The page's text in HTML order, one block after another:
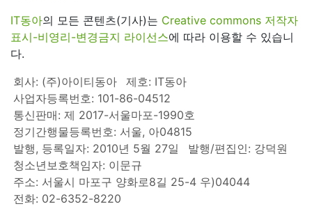
IT동아의 모든 콘텐츠(기사)는 Creative commons 저작자
표시-비영리-변경금지 라이선스에 따라 이용할 수 있습니
다.
회사: (주)아이티동아
제호: IT동아
사업자등록번호: 101-86-04512
통신판매: 제 2017-서울마포-1990호
정기간행물등록번호: 서울, 아04815
발행, 등록일자: 2010년 5월 27일
발행/편집인: 강덕원
청소년보호책임자: 이문규
주소: 서울시 마포구 양화로8길 25-4 우)04044
전화: 02-6352-8220